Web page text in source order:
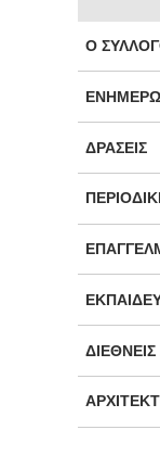
Ο
ΔΡΆΣΕΙΣ